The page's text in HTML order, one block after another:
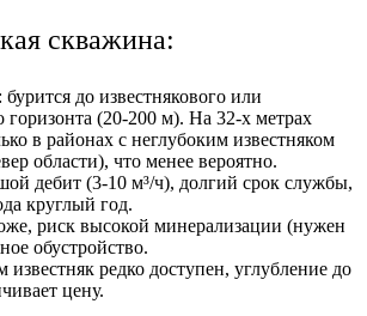
скважина:
до известнякового или
горизонта (20-200 м). На 32-х метрах
в районах с неглубоким известняком
области), что менее вероятно.
дебит (3-10 м³/ч), долгий срок службы,
круглый год.
риск высокой минерализации (нужен
обустройство.
известняк редко доступен, углубление до
цену.